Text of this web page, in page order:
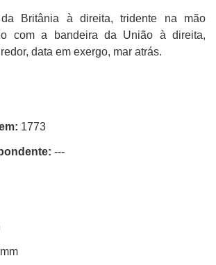
Britânia à direita, tridente na mão
com a bandeira da União à direita,
data em exergo, mar atrás.
1773
---